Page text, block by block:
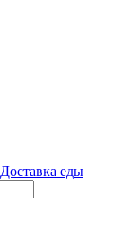
Доставка еды